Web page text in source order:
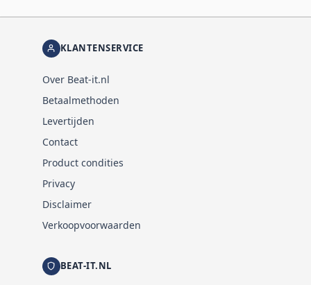
KLANTENSERVICE
Over Beat-it.nl
Betaalmethoden
Levertijden
Contact
Product condities
Privacy
Disclaimer
Verkoopvoorwaarden
BEAT-IT.NL